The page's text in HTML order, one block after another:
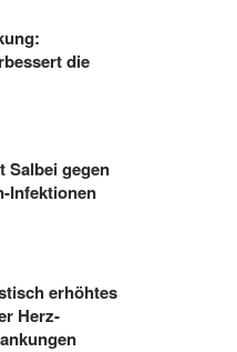
die
Salbei gegen
Infektionen
erhöhtes
Herz-